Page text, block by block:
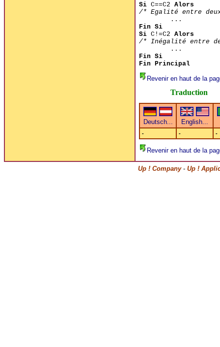
SiC==C2 Alors
/* Egalité entre
...
Fin Si
SiC!=C2 Alors
/* Inégalité entre
...
Fin Si
Fin Principal
Revenir en haut de la
Traduction
- - -
Revenir en haut de la
Up ! Company- Up !